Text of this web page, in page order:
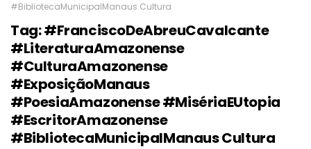
#BibliotecaMunicipalManaus Cultura
Tag:#FranciscoDeAbreuCavalcante
#LiteraturaAmazonense
#CulturaAmazonense
#ExposiçãoManaus
#PoesiaAmazonense #MisériaEUtopia
#EscritorAmazonense
#BibliotecaMunicipalManaus Cultura